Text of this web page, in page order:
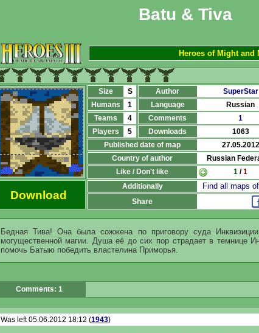
Batu & Tiva
Heroes of Might and
Size
S Author
SuperStar
Humans
1 Language
Russian
Teams
4 Comments
1
Players
5 Downloads
1063
Published date of map
27.05.2012
Country of author
Russian
Like / Don't like
1 /1
Download
Additionally Find all maps
Share
Бедная Тива! Она была сожжена по приговору суда
могущественной магии. Душа её до сих пор страдает в темнице
помочь Батыю победить властелина Приморья.
Comments: 1
Was left 05.06.2012 18:12 (1943)